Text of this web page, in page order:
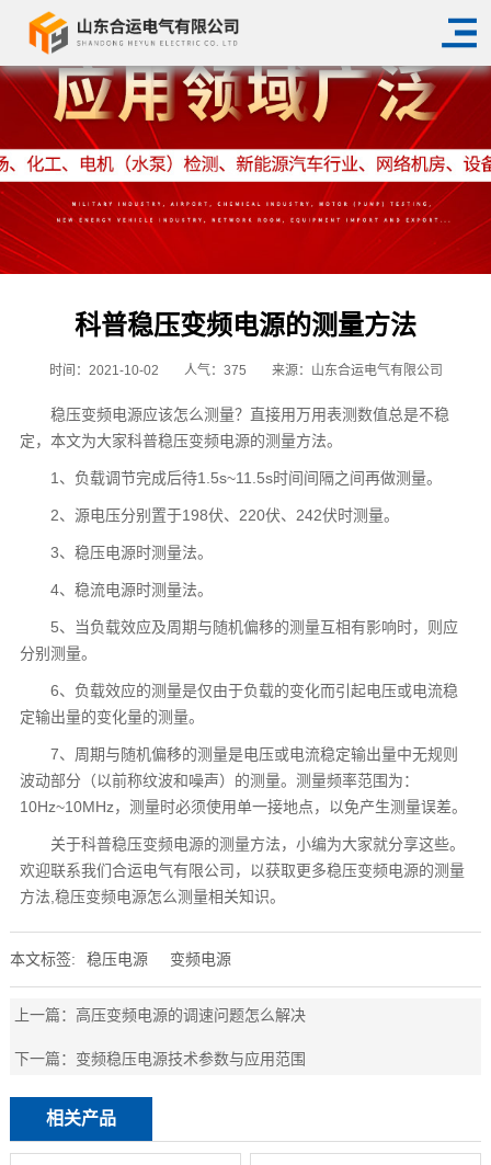
科普稳压变频电源的测量方法
时间：2021-10-02 人气： 375 来源：山东合运电气有限公司
稳压变频电源应该怎么测量？直接用万用表测数值总是不稳
定，本文为大家科普稳压变频电源的测量方法。
1、负载调节完成后待1.5s~11.5s时间间隔之间再做测量。
2、源电压分别置于198伏、220伏、242伏时测量。
3、稳压电源时测量法。
4、稳流电源时测量法。
5、当负载效应及周期与随机偏移的测量互相有影响时，则应
分别测量。
6、负载效应的测量是仅由于负载的变化而引起电压或电流稳
定输出量的变化量的测量。
7、 周期与随机偏移的测量是电压或电流稳定输出量中无规则
波动部分（以前称纹波和噪声）的测量。测量频率范围为：
10Hz~10MHz，测量时必须使用单一接地点，以免产生测量误差。
关于科普稳压变频电源的测量方法，小编为大家就分享这些。
欢迎联系我们合运电气有限公司，以获取更多稳压变频电源的测量
方法,稳压变频电源怎么测量相关知识。
本文标签: 稳压电源 变频电源
上一篇：高压变频电源的调速问题怎么解决
下一篇： 变频稳压电源技术参数与应用范围
相关产品